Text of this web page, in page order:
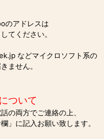
のアドレスは
てください。
などマイクロソフト系の
ません。
ついて
の両方でご連絡の上、
」に記入お願い致します。